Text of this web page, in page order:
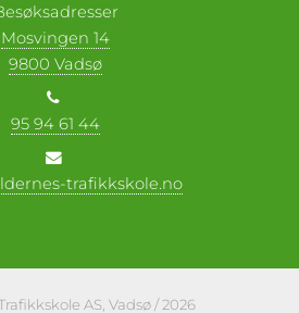
Mosvingen 14
9800 Vadsø
95 94 61 44
trafikkskole.no
AS, Vadsø / 2026